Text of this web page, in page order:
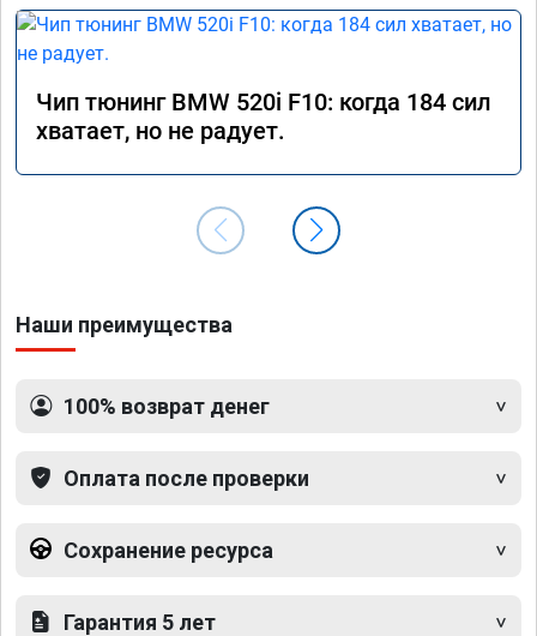
Чип тюнинг BMW 520i F10: когда 184 сил
хватает, но не радует.
Наши преимущества
100% возврат денег
Оплата после проверки
Сохранение ресурса
Гарантия 5 лет